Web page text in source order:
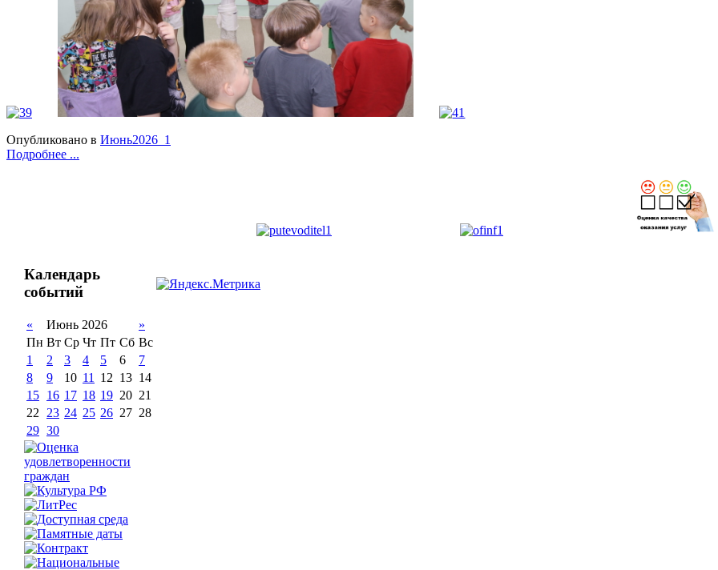
Опубликовано в Июнь2026_1
Подробнее ...
Календарь
событий
« Июнь 2026
»
Пн Вт Ср Чт Пт Сб Вс
1
2 3 4 5 6
7
8
9 10 11 12 13 14
15 16 17 18 19 20 21
22
23 24 25 26 27 28
29 30